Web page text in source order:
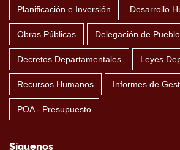
Planificación e Inversión Desarrollo
Obras Públicas Delegación de
Decretos Departamentales Leyes
Recursos Humanos Informes de
POA - Presupuesto
Síguenos